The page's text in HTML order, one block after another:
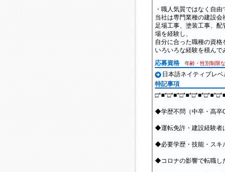
・職人気質ではなく自
当社は専門業種の建設会
足場工事、塗装工事、
場を経験し、
自分に合った職種の資格
いろいろな経験を積んで
応募資格
年齢・性別制限
日本語ネイティブレ
特記事項
◆学歴不問（中卒・高卒
◆運転免許・建設経験者
◆必要学歴・技能・スキ
◆コロナの影響で転職し